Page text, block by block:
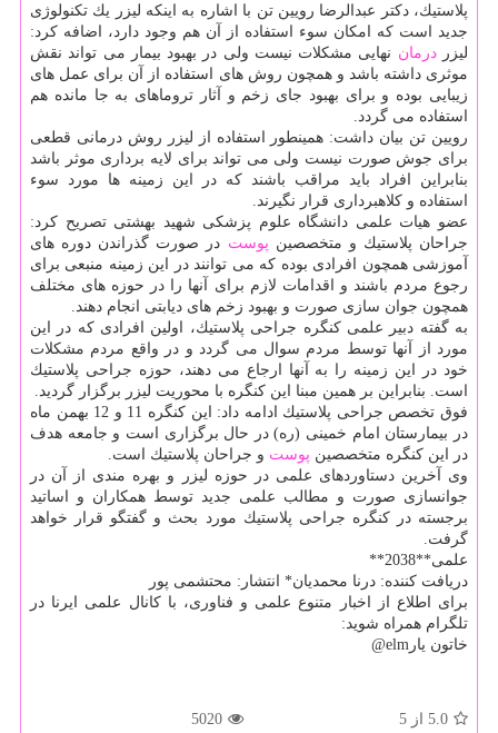
پلاستیك، دكتر عبدالرضا رویین تن با اشاره به اینكه لیزر یك تكنولوژی
جدید است كه امكان سوء استفاده از آن هم وجود دارد، اضافه كرد:
لیزردرمان نهایی مشكلات نیست ولی در بهبود بیمار می تواند نقش
موثری داشته باشد و همچون روش های استفاده از آن برای عمل های
زیبایی بوده و برای بهبود جای زخم و آثار تروماهای به جا مانده هم
استفاده می گردد.
رویین تن بیان داشت: همینطور استفاده از لیزر روش درمانی قطعی
برای جوش صورت نیست ولی می تواند برای لایه برداری موثر باشد
بنابراین افراد باید مراقب باشند كه در این زمینه ها مورد سوء
استفاده و كلاهبرداری قرار نگیرند.
عضو هیات علمی دانشگاه علوم پزشكی شهید بهشتی تصریح كرد:
جراحان پلاستیك و متخصصین پوست در صورت گذراندن دوره های
آموزشی همچون افرادی بوده كه می توانند در این زمینه منبعی برای
رجوع مردم باشند و اقدامات لازم برای آنها را در حوزه های مختلف
همچون جوان سازی صورت و بهبود زخم های دیابتی انجام دهند.
به گفته دبیر علمی كنگره جراحی پلاستیك، اولین افرادی كه در این
مورد از آنها توسط مردم سوال می گردد و در واقع مردم مشكلات
خود در این زمینه را به آنها ارجاع می دهند، حوزه جراحی پلاستیك
است. بنابراین بر همین مبنا این كنگره با محوریت لیزر برگزار گردید.
فوق تخصص جراحی پلاستیك ادامه داد: این كنگره 11 و 12 بهمن ماه
در بیمارستان امام خمینی (ره) در حال برگزاری است و جامعه هدف
در این كنگره متخصصین پوست و جراحان پلاستیك است.
وی آخرین دستاوردهای علمی در حوزه لیزر و بهره مندی از آن در
جوانسازی صورت و مطالب علمی جدید توسط همكاران و اساتید
برجسته در كنگره جراحی پلاستیك مورد بحث و گفتگو قرار خواهد
گرفت.
علمی**2038**
دریافت كننده: درنا محمدیان* انتشار: محتشمی پور
برای اطلاع از اخبار متنوع علمی و فناوری، با كانال علمی ایرنا در
تلگرام همراه شوید:
خاتون یارelm@
5.0 از 5
5020